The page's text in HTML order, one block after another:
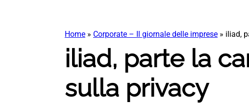
Home » Corporate – Il giornale delle imprese » iliad,
iliad, parte la
sulla privacy